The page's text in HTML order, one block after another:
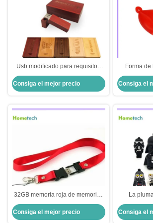
Usb modificado para requisitos
particulares 2,0 de LOGO Wooden
Usb Flash Drive 90MB/S 8gb
16gb
Consiga el mejor precio
Forma
Consiga el
32GB memoria roja de memorias
USB 2,0 del acollador USB para
el collar, grabada
Consiga el mejor precio
La
juguetes
64gb,
Consiga el